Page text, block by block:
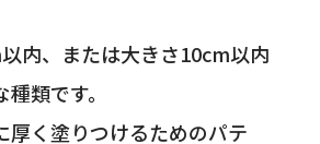
内、または大きさ10cm以内
類です。
厚く塗りつけるためのパテ